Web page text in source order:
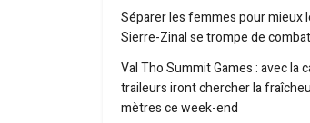
Séparer les femmes pour mieux
Sierre-Zinal se trompe de combat
Val Tho Summit Games : avec la
traileurs iront chercher la
mètres ce week-end